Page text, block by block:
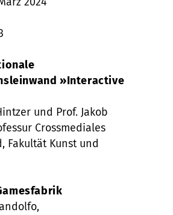
»Interactive
und Prof. Jakob
Crossmediales
Fakultät Kunst und